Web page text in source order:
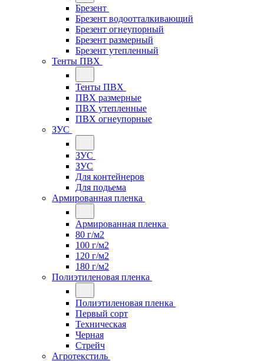
Брезент
Брезент водоотталкивающий
Брезент огнеупорный
Брезент размерный
Брезент утепленный
Тенты ПВХ
Тенты ПВХ
ПВХ размерные
ПВХ утепленные
ПВХ огнеупорные
ЗУС
ЗУС
ЗУС
Для контейнеров
Для подьема
Армированная пленка
Армированная пленка
80 г/м2
100 г/м2
120 г/м2
180 г/м2
Полиэтиленовая пленка
Полиэтиленовая пленка
Первый сорт
Техническая
Черная
Стрейч
Агротекстиль